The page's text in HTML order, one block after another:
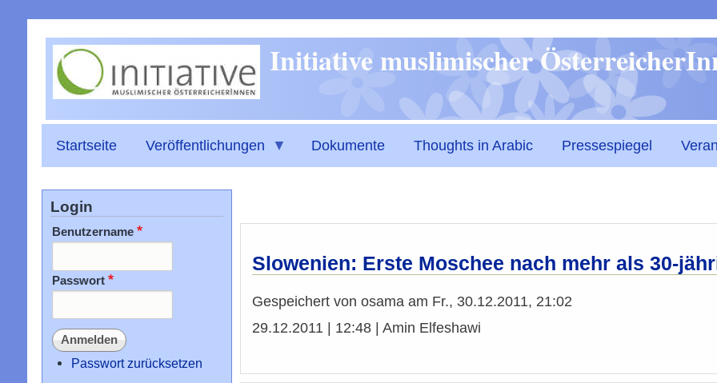
zum
Inhalt
Initiative muslimischer
Startseite Veröffentlichungen Dokumente Thoughts in Arabic Pressespiegel
Slowenien: Erste Moschee nach mehr als 30-
Gespeichert von osamaam Fr., 30.12.2011, 21:02
29.12.2011 | 12:48 | Amin Elfeshawi
Login
Benutzername
Passwort
Passwort zurücksetzen